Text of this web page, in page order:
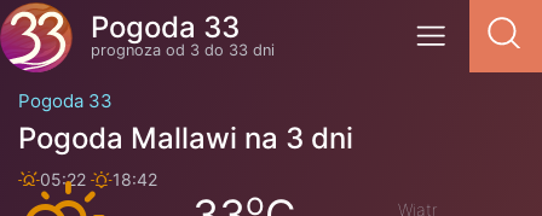
Pogoda 33
prognoza od 3 do 33 dni
Pogoda 33
Pogoda Mallawi na 3 dni
05:22 18:42
o Wiatr